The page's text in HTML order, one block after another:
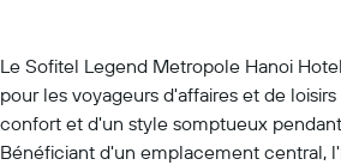
Le Sofitel Legend Metropole Hanoi
pour les voyageurs d'affaires et de
confort et d'un style somptueux
Bénéficiant d'un emplacement central,